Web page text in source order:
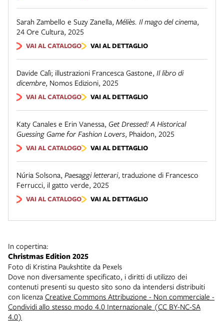
Sarah Zambello e Suzy Zanella, Méliès. Il mago del cinema,
24 Ore Cultura, 2025
VAI AL CATALOGO VAI AL DETTAGLIO
Davide Calì; illustrazioni Francesca Gastone, Il libro di
dicembre, Nomos Edizioni, 2025
VAI AL CATALOGO VAI AL DETTAGLIO
Katy Canales e Erin Vanessa, Get Dressed! A Historical
Guessing Game for Fashion Lovers, Phaidon, 2025
VAI AL CATALOGO VAI AL DETTAGLIO
Núria Solsona, Paesaggi letterari, traduzione di Francesco
Ferrucci, il gatto verde, 2025
VAI AL CATALOGO VAI AL DETTAGLIO
In copertina:
Christmas Edition 2025
Foto di Kristina Paukshtite da Pexels
Dove non diversamente specificato, i diritti di utilizzo dei
contenuti presenti su questo sito sono da intendersi distribuiti
con licenza Creative Commons Attribuzione - Non commerciale -
Condividi allo stesso modo 4.0 Internazionale (CC BY-NC-SA
4.0)